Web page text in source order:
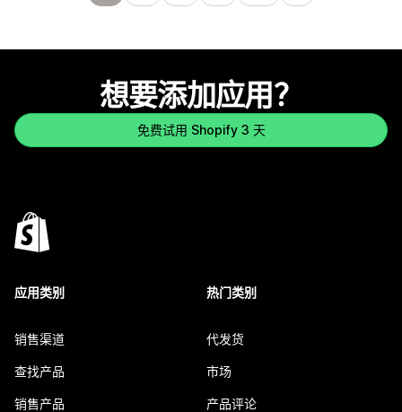
想要添加应用？
免费试用 Shopify 3 天
应用类别
销售渠道
查找产品
销售产品
热门类别
代发货
市场
产品评论